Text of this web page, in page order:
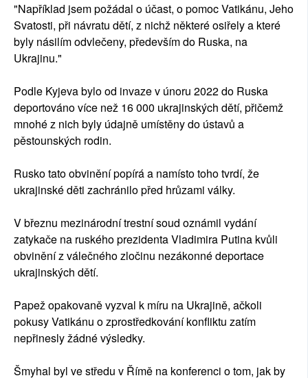
"Například jsem požádal o účast, o pomoc Vatikánu, Jeho
Svatosti, při návratu dětí, z nichž některé osiřely a které
byly násilím odvlečeny, především do Ruska, na
Ukrajinu."
Podle Kyjeva bylo od invaze v únoru 2022 do Ruska
deportováno více než 16 000 ukrajinských dětí, přičemž
mnohé z nich byly údajně umístěny do ústavů a
pěstounských rodin.
Rusko tato obvinění popírá a namísto toho tvrdí, že
ukrajinské děti zachránilo před hrůzami války.
V březnu mezinárodní trestní soud oznámil vydání
zatykače na ruského prezidenta Vladimira Putina kvůli
obvinění z válečného zločinu nezákonné deportace
ukrajinských dětí.
Papež opakovaně vyzval k míru na Ukrajině, ačkoli
pokusy Vatikánu o zprostředkování konfliktu zatím
nepřinesly žádné výsledky.
Šmyhal byl ve středu v Římě na konferenci o tom, jak by